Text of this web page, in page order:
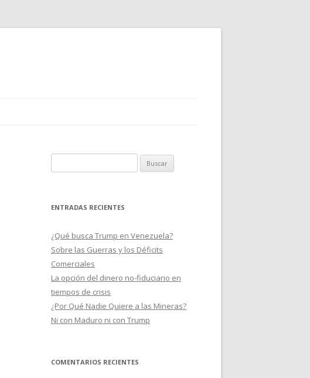
u
c
:
ENTRADAS RECIENTES
¿Qué busca Trump en Venezuela?
Sobre las Guerras y los Déficits
Comerciales
La opción del dinero no-fiduciario en
tiempos de crisis
¿Por Qué Nadie Quiere a las Mineras?
Ni con Maduro ni con Trump
COMENTARIOS RECIENTES